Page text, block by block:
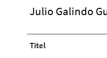
Julio Galindo
Titel